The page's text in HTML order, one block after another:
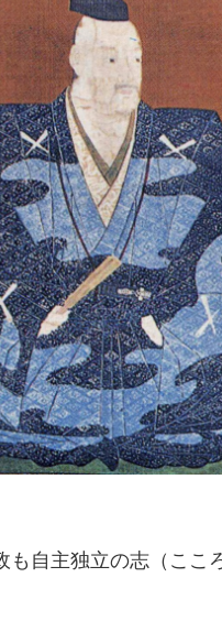
も自主独立の志（ここ